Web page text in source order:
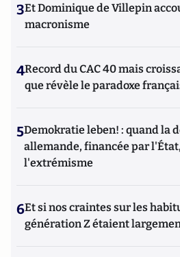
3Et Dominique de Villepin
macronisme
4Record du CAC 40 mais
que révèle le paradoxe
5Demokratie leben! : quand la
allemande, financée par
l'extrémisme
6Et si nos craintes sur les
génération Z étaient